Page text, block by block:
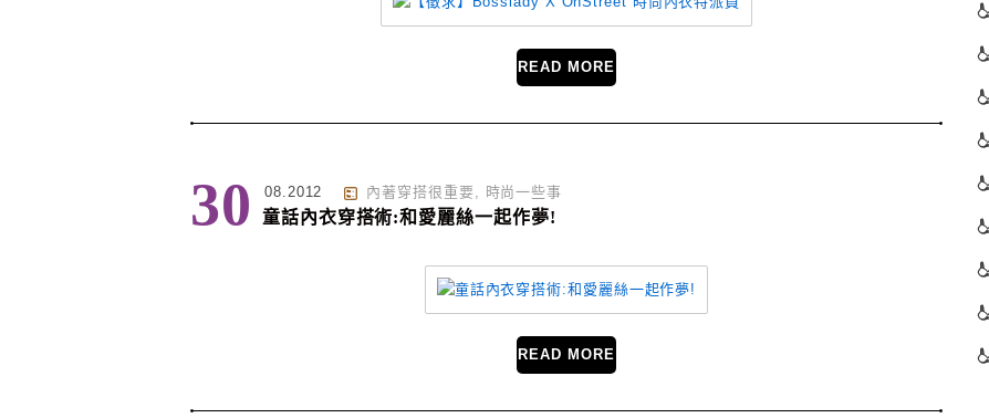
READ MORE
30 08.2012 內著穿搭很重要, 時尚一些事
童話內衣穿搭術:和愛麗絲一起作夢!
READ MORE